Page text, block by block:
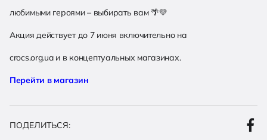
любимыми героями – выбирать вам🌴💛
Акция действует до 7 июня включительно на
crocs.org.ua и в концептуальных магазинах.
Перейти в магазин
ПОДЕЛИТЬСЯ: